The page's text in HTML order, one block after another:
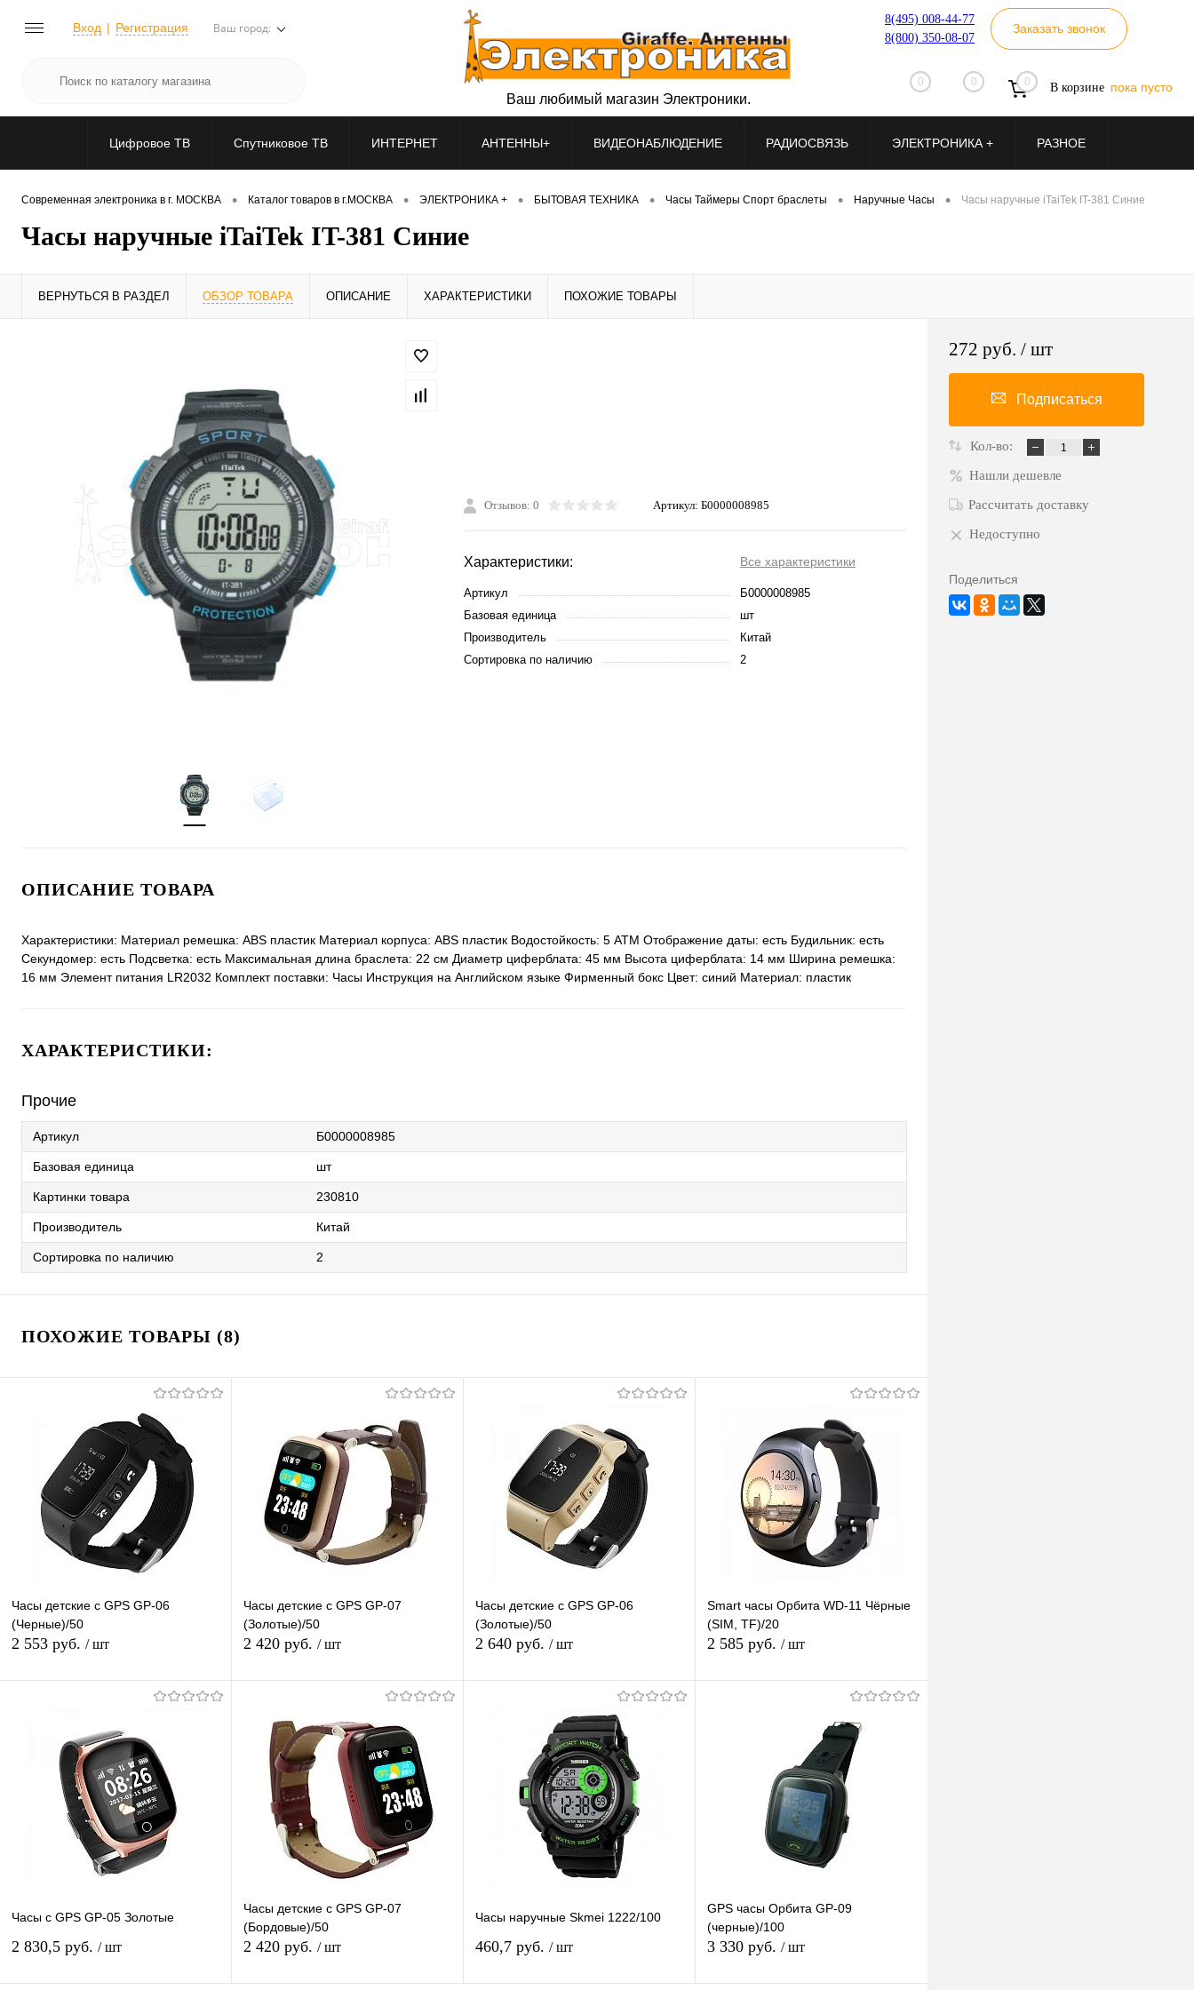
Вход Регистрация Ваш город:
8(495) 008-44-77
8(800) 350-08-07
Заказать звонок
0 0 0 В корзине пока пусто
Ваш любимый магазин Электроники.
Цифровое ТВ Спутниковое ТВ ИНТЕРНЕТ АНТЕННЫ+ ВИДЕОНАБЛЮДЕНИЕ РАДИОСВЯЗЬ ЭЛЕКТРОНИКА + РАЗНОЕ
Современная электроника в г. МОСКВА • Каталог товаров в г.МОСКВА • ЭЛЕКТРОНИКА + • БЫТОВАЯ ТЕХНИКА • Часы Таймеры Спорт браслеты • Наручные Часы • Часы наручные iTaiTek IT-381 Синие
Часы наручные iTaiTek IT-381 Синие
ВЕРНУТЬСЯ В РАЗДЕЛ ОБЗОР ТОВАРА ОПИСАНИЕ ХАРАКТЕРИСТИКИ ПОХОЖИЕ ТОВАРЫ
Отзывов: 0 Артикул: Б0000008985
Характеристики: Все характеристики
Артикул
Б0000008985
Базовая единица
шт
Производитель
Китай
Сортировка по наличию
2
ОПИСАНИЕ ТОВАРА
Характеристики: Материал ремешка: ABS пластик Материал корпуса: ABS пластик Водостойкость: 5 АТМ Отображение даты: есть Будильник: есть
Секундомер: есть Подсветка: есть Максимальная длина браслета: 22 см Диаметр циферблата: 45 мм Высота циферблата: 14 мм Ширина ремешка:
16 мм Элемент питания LR2032 Комплект поставки: Часы Инструкция на Английском языке Фирменный бокс Цвет: синий Материал: пластик
ХАРАКТЕРИСТИКИ:
Прочие
Артикул Б0000008985
Базовая единица шт
Картинки товара 230810
Производитель Китай
Сортировка по наличию 2
ПОХОЖИЕ ТОВАРЫ (8)
Часы детские с GPS GP-06
(Черные)/50
2 553 руб. / шт
Купить в 1 клик К сравнению
В избранное В наличии
Часы детские с GPS GP-07
(Золотые)/50
2 420 руб. / шт
Купить в 1 клик К сравнению
В избранное В наличии
Часы детские с GPS GP-06
(Золотые)/50
2 640 руб. / шт
Купить в 1 клик К сравнению
В избранное В наличии
Smart часы Орбита WD-11 Чёрные
(SIM, TF)/20
2 585 руб. / шт
Купить в 1 клик К сравнению
В избранное В наличии
Часы с GPS GP-05 Золотые
2 830,5 руб. / шт
Часы детские с GPS GP-07
(Бордовые)/50
2 420 руб. / шт
Часы наручные Skmei 1222/100
460,7 руб. / шт
GPS часы Орбита GP-09
(черные)/100
3 330 руб. / шт
272 руб. / шт
Подписаться
Кол-во:
Нашли дешевле
Рассчитать доставку
Недоступно
Поделиться